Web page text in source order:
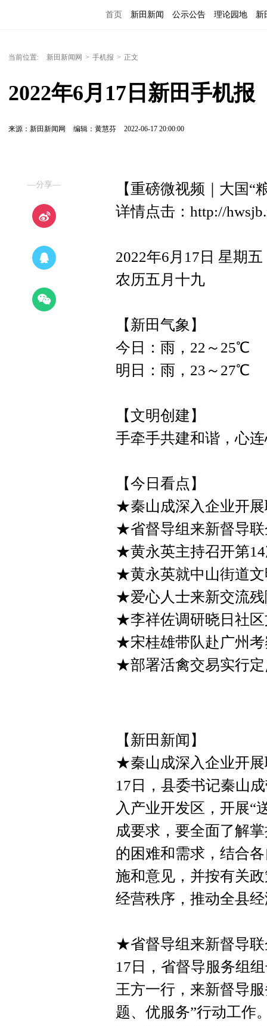
首页 新田新闻 公示公告 理论园地 新
当前位置: 新田新闻网 > 手机报 > 正文
2022年6月17日新田手机报
来源：新田新闻网 编辑：黄慧芬 2022-06-17 20:00:00
—分享—
【重磅微视频｜大国“
详情点击：http://
2022年6月17日 星期五
农历五月十九
【新田气象】
今日：雨，22～25℃
明日：雨，23～27℃
【文明创建】
手牵手共建和谐，心
【今日看点】
★秦山成深入企业开展
★省督导组来新督导
★黄永英主持召开第
★黄永英就中山街道
★爱心人士来新交流
★李祥佐调研晓日社
★宋桂雄带队赴广州考
★部署活禽交易实行
【新田新闻】
★秦山成深入企业开展
17日，县委书记秦山
入产业开发区，开展“
成要求，要全面了解
的困难和需求，结合
施和意见，并按有关
经营秩序，推动全县
★省督导组来新督导
17日，省督导服务组
王方一行，来新督导
题、优服务”行动工作